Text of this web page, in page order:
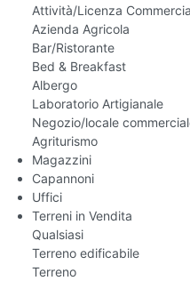
Attività/Licenza
Azienda Agricola
Bar/Ristorante
Bed & Breakfast
Albergo
Laboratorio Artigianale
Negozio/locale
Agriturismo
Magazzini
Capannoni
Uffici
Terreni in Vendita
Qualsiasi
Terreno edificabile
Terreno